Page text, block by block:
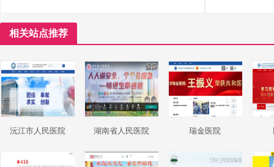
相关站点推荐
沅江市人民医院 湖南省人民医院 瑞金医院